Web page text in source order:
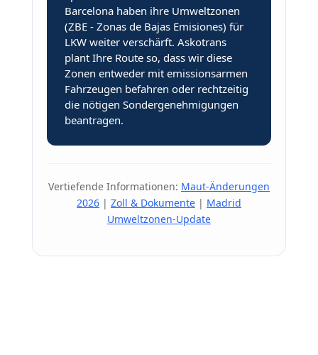
Barcelona haben ihre Umweltzonen
(ZBE - Zonas de Bajas Emisiones) für
LKW weiter verschärft. Askotrans
plant Ihre Route so, dass wir diese
Zonen entweder mit emissionsarmen
Fahrzeugen befahren oder rechtzeitig
die nötigen Sondergenehmigungen
beantragen.
Vertiefende Informationen: Maut-Änderungen
2026| Zoll & Dokumente| Madrid
Umweltzonen-Update